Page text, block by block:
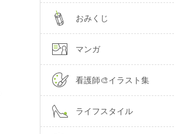
おみくじ
マンガ
看護師🎨イラスト集
ライフスタイル